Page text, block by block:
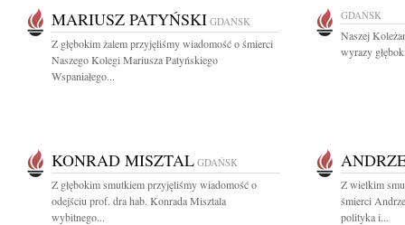
MARIUSZ PATYŃSKI GDAŃSK
Z głębokim żalem przyjęliśmy wiadomość o śmierci
Naszego Kolegi Mariusza Patyńskiego
Wspaniałego...
GDAŃSK
Naszej
wyrazy
KONRAD MISZTAL GDAŃSK
Z głębokim smutkiem przyjęliśmy wiadomość o
odejściu prof. dra hab. Konrada Misztala
wybitnego...
Z wielkim
śmierci
polityka i...